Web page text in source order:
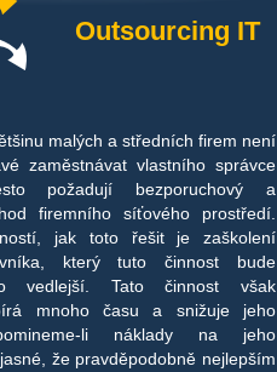
Outsourcing IT
malých a středních firem není
zaměstnávat vlastního správce
požadují bezporuchový a
firemního síťového prostředí.
jak toto řešit je zaškolení
který tuto činnost bude
vedlejší. Tato činnost však
mnoho času a snižuje jeho
li náklady na jeho
že pravděpodobně nejlepším